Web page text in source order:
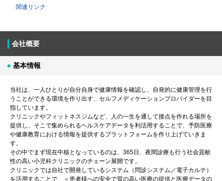
関連リンク
会社概要
基本情報
当社は、一人ひとりが自分自身で健康情報を確認し、自発的に健康管理を行
うことができる環境を作り出す、セルフメディケーションプロバイダーを目
指しています。
クリニックやフィットネスジムなど、人の一生を通して接点を作れる場所を
提供し、そこで集められるヘルスケアデータを利活用することで、予防医療
や健康教育における情報を提供するプラットフォームを作り上げていきま
す。
その中でまず現在中核となっているのは、365日、夜間診療も行う社会貢献
性の高い小児科クリニックのチェーン展開です。
クリニックでは自社で開発しているシステム（問診システム／電子カルテ）
を活用することで、＜患者様への安全で質の高い医療の提供と医療データの